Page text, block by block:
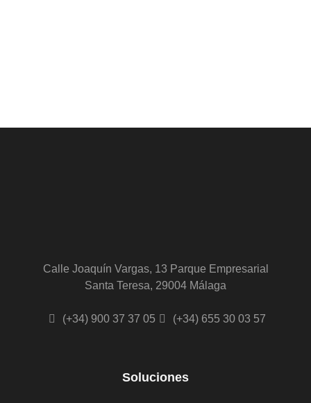
Calle Joaquín Vargas, 13 Parque Empresarial
Santa Teresa, 29004 Málaga
(+34) 900 37 37 05 (+34) 655 30 03 57
Soluciones